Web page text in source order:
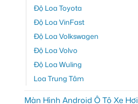
Độ Loa Toyota
Độ Loa VinFast
Độ Loa Volkswagen
Độ Loa Volvo
Độ Loa Wuling
Loa Trung Tâm
Màn Hình Android Ô Tô Xe Hơi